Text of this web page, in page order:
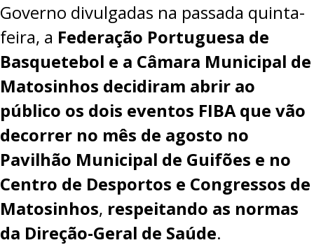
Governo divulgadas na passada quinta-
feira, a Federação Portuguesa de
Basquetebol e a Câmara Municipal de
Matosinhos decidiram abrir ao
público os dois eventos FIBA que vão
decorrer no mês de agosto no
Pavilhão Municipal de Guifões e no
Centro de Desportos e Congressos de
Matosinhos, respeitando as normas
da Direção-Geral de Saúde.